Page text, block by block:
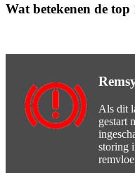
Wat betekenen de
Als dit
gestart
storing